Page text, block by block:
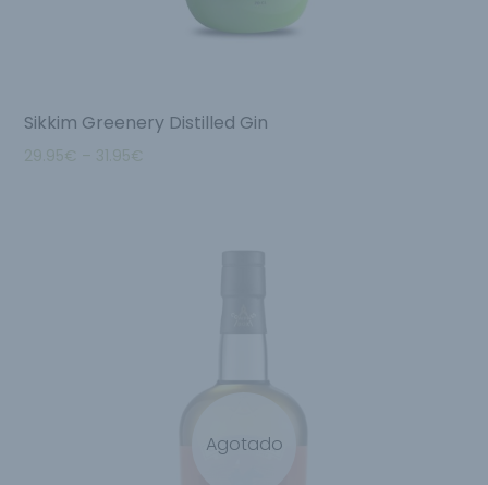
Sikkim Greenery Distilled Gin
29.95€ – 31.95€
Agotado